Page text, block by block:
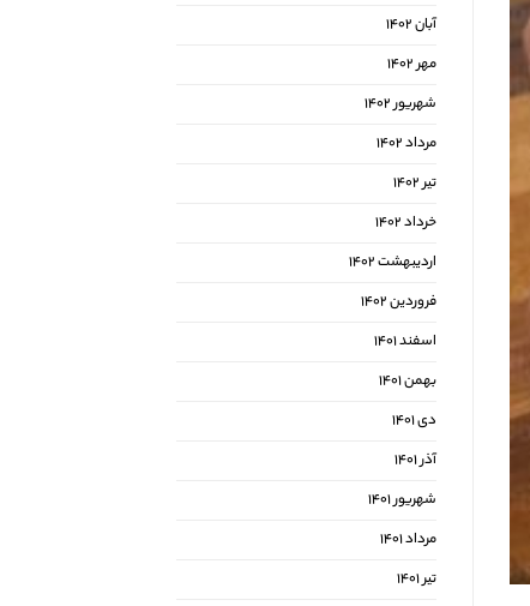
آبان ۱۴۰۲
مهر ۱۴۰۲
شهریور ۱۴۰۲
مرداد ۱۴۰۲
تیر ۱۴۰۲
خرداد ۱۴۰۲
اردیبهشت ۱۴۰۲
فروردین ۱۴۰۲
اسفند ۱۴۰۱
بهمن ۱۴۰۱
دی ۱۴۰۱
آذر ۱۴۰۱
شهریور ۱۴۰۱
مرداد ۱۴۰۱
تیر ۱۴۰۱